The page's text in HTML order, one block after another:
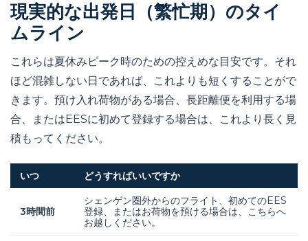
現実的な出発日（繁忙期）のタイ
ムライン
これらは夏休みピーク時のための控えめな目安です。それ
ほど混雑しない日であれば、これよりも短くすることがで
きます。預け入れ荷物がある場合、長距離便を利用する場
合、またはEESに初めて登録する場合は、これより長く見
積もってください。
いつ どうすればいいですか
3時間前
シェンゲン圏外からのフライト、初めてのEES
登録、またはお荷物を預ける場合は、こちらへ
お越しください。